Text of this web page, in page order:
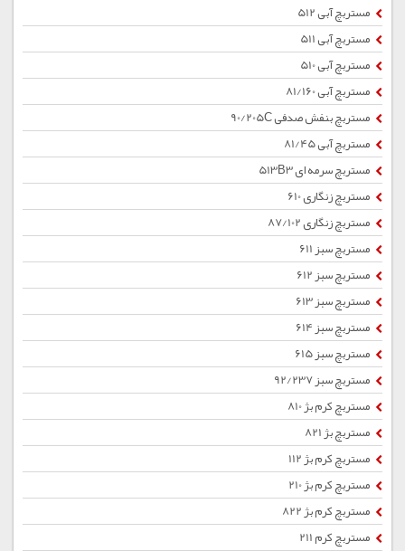
مستربچ آبی 512
مستربچ آبی 511
مستربچ آبی 510
مستربچ آبی 81/160
مستربچ بنفش صدفی 90/205C
مستربچ آبی 81/45
مستربچ سرمه ای 513B3
مستربچ زنگاری 610
مستربچ زنگاری 87/102
مستربچ سبز 611
مستربچ سبز 612
مستربچ سبز 613
مستربچ سبز 614
مستربچ سبز 615
مستربچ سبز 92/237
مستربچ کرم بژ 810
مستربچ بژ 821
مستربچ کرم بژ 112
مستربچ کرم بژ 210
مستربچ کرم بژ 822
مستربچ کرم 211